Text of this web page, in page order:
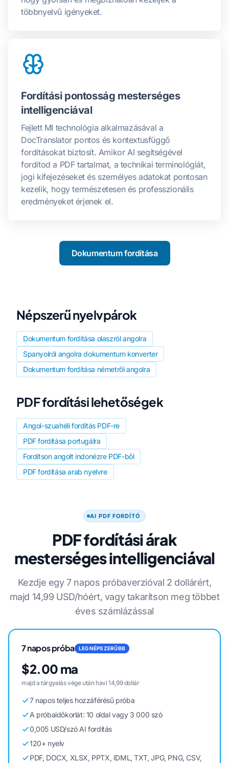
többnyelvű igényeket.
Fordítási pontosság mesterséges
intelligenciával
Fejlett MI technológia alkalmazásával a
DocTranslator pontos és kontextusfüggő
fordításokat biztosít. Amikor AI segítségével
fordítod a PDF tartalmat, a technikai terminológiát,
jogi kifejezéseket és személyes adatokat pontosan
kezelik, hogy természetesen és professzionális
eredményeket érjenek el.
Dokumentum fordítása
Népszerű nyelvpárok
Dokumentum fordítása olaszról angolra
Spanyolról angolra dokumentum konverter
Dokumentum fordítása németről angolra
PDF fordítási lehetőségek
Angol-szuahéli fordítás PDF-re
PDF fordítása portugálra
Fordítson angolt indonézre PDF-ből
PDF fordítása arab nyelvre
AI PDF FORDÍTÓ
PDF fordítási árak
mesterséges intelligenciával
Kezdje egy 7 napos próbaverzióval 2 dollárért,
majd 14,99 USD/hóért, vagy takarítson meg többet
éves számlázással
7 napos próba LEGNÉPSZERŰBB
$2.00 ma
majd a tárgyalás vége után havi 14,99 dollár
7 napos teljes hozzáférésű próba
A próbaidőkorlát: 10 oldal vagy 3 000 szó
0,005 USD/szó AI fordítás
120+ nyelv
PDF, DOCX, XLSX, PPTX, IDML, TXT, JPG, PNG, CSV,